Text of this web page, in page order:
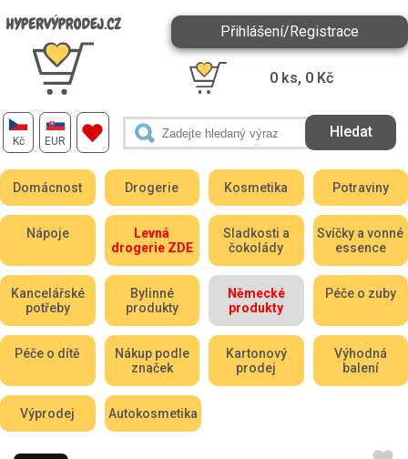
Kč EUR
Přihlášení/Registrace
0 ks, 0 Kč
Domácnost Drogerie Kosmetika Potraviny
Nápoje
Levná
drogerie ZDE
Sladkosti a
čokolády
Svíčky a vonné
essence
Kancelářské
potřeby
Bylinné
produkty
Německé
produkty
Péče o zuby
Péče o dítě
Nákup podle
značek
Kartonový
prodej
Výhodná
balení
Výprodej Autokosmetika